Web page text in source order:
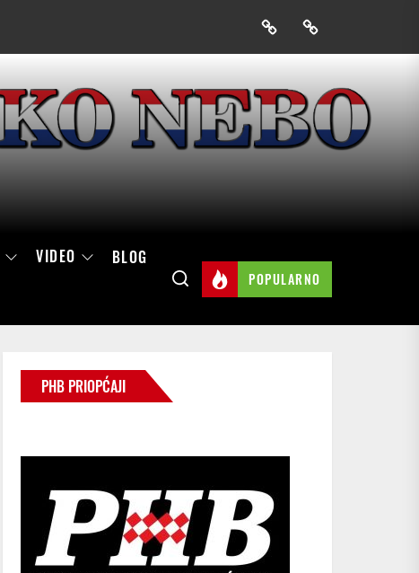
PrijavakSkini
mobilnu
Hrvatskog
neba
VIDEO BLOG
POPULARNO
PHB PRIOPĆAJI